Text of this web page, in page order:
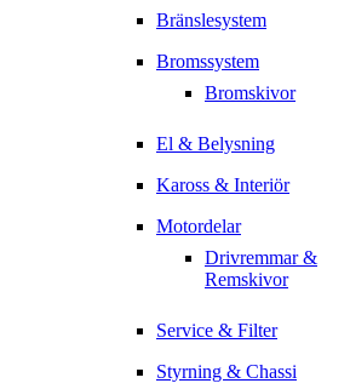
Bränslesystem
Bromssystem
Bromskivor
El & Belysning
Kaross & Interiör
Motordelar
Drivremmar &
Remskivor
Service & Filter
Styrning & Chassi